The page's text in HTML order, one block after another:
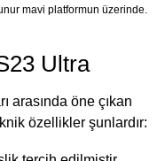
Ultra
arasında öne çıkan
özellikler şunlardır: